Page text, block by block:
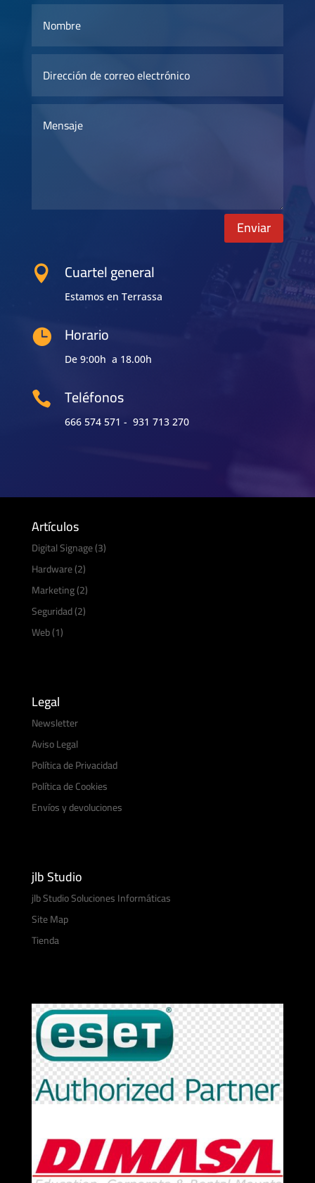
Enviar
 Cuartel general
Estamos en Terrassa
 Horario
De 9:00h a 18.00h
 Teléfonos
666 574 571 - 931 713 270
Artículos
Digital Signage(3)
Hardware(2)
Marketing(2)
Seguridad(2)
Web(1)
Legal
Newsletter
Aviso Legal
Política de Privacidad
Política de Cookies
Envíos y devoluciones
jlb Studio
jlb Studio Soluciones Informáticas
Site Map
Tienda